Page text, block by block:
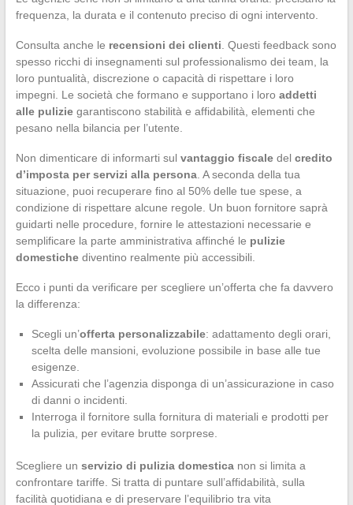
frequenza, la durata e il contenuto preciso di ogni intervento.
Consulta anche le recensioni dei clienti . Questi feedback sono
spesso ricchi di insegnamenti sul professionalismo dei team, la
loro puntualità, discrezione o capacità di rispettare i loro
impegni. Le società che formano e supportano i loro addetti
alle puliziegarantiscono stabilità e affidabilità, elementi che
pesano nella bilancia per l’utente.
Non dimenticare di informarti sul vantaggio fiscaledel credito
d’imposta per servizi alla persona. A seconda della tua
situazione, puoi recuperare fino al 50% delle tue spese, a
condizione di rispettare alcune regole. Un buon fornitore saprà
guidarti nelle procedure, fornire le attestazioni necessarie e
semplificare la parte amministrativa affinché le pulizie
domestichediventino realmente più accessibili.
Ecco i punti da verificare per scegliere un’offerta che fa davvero
la differenza:
Scegli un’offerta personalizzabile: adattamento degli orari,
scelta delle mansioni, evoluzione possibile in base alle tue
esigenze.
Assicurati che l’agenzia disponga di un’assicurazione in caso
di danni o incidenti.
Interroga il fornitore sulla fornitura di materiali e prodotti per
la pulizia, per evitare brutte sorprese.
Scegliere un servizio di pulizia domesticanon si limita a
confrontare tariffe. Si tratta di puntare sull’affidabilità, sulla
facilità quotidiana e di preservare l’equilibrio tra vita